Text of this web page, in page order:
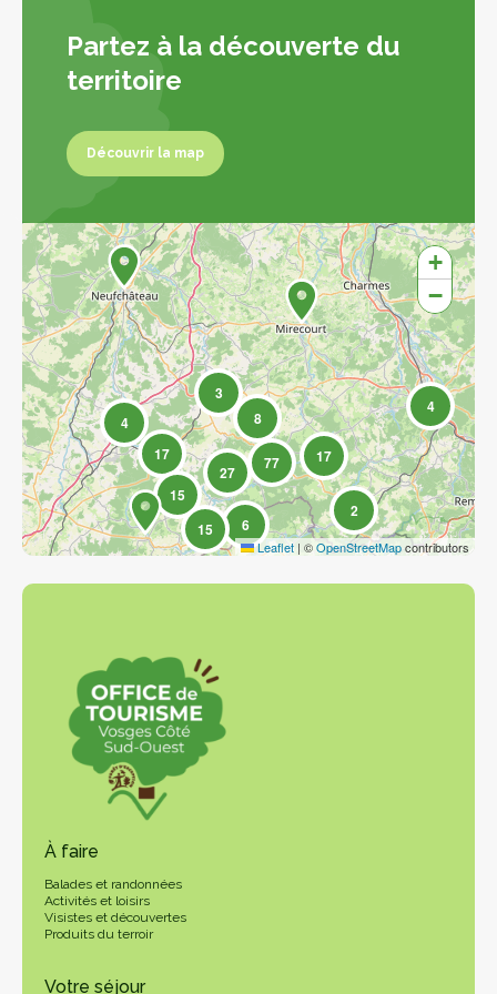
Partez à la découverte du
territoire
Découvrir la map
6
15
8
15
17 17
4
27 77
3
2
4
+
−
Leaflet | ©OpenStreetMapcontributors
À faire
Balades et randonnées
Activités et loisirs
Visistes et découvertes
Produits du terroir
Votre séjour